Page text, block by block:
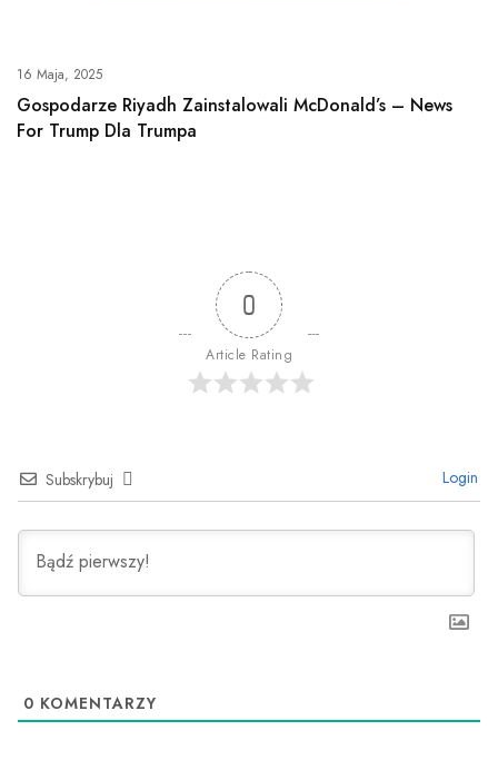
16 Maja, 2025
Gospodarze Riyadh Zainstalowali McDonald’s – News
For Trump Dla Trumpa
0
Article Rating
Subskrybuj Login
0 KOMENTARZY